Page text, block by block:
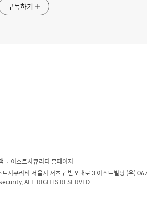
구독하기
이스트시큐리티 홈페이지
트시큐리티 서울시 서초구 반포대로 3 이스트빌딩 (우)
ALL RIGHTS RESERVED.